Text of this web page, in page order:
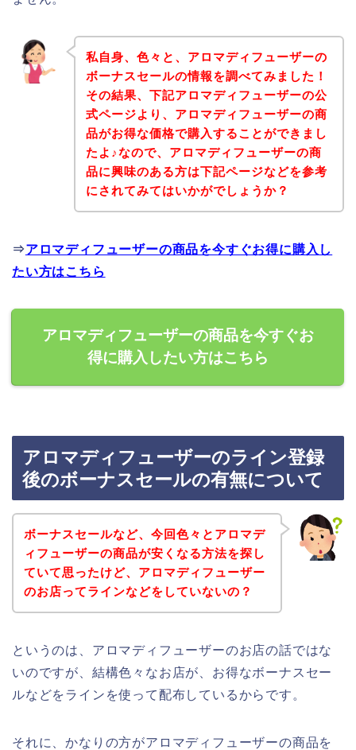
私自身、色々と、アロマディフューザーの
ボーナスセールの情報を調べてみました！
その結果、下記アロマディフューザーの公
式ページより、アロマディフューザーの商
品がお得な価格で購入することができまし
たよ♪なので、アロマディフューザーの商
品に興味のある方は下記ページなどを参考
にされてみてはいかがでしょうか？
⇒アロマディフューザーの商品を今すぐお得に購入し
たい方はこちら
アロマディフューザーの商品を今すぐお
得に購入したい方はこちら
アロマディフューザーのライン登録
後のボーナスセールの有無について
ボーナスセールなど、今回色々とアロマデ
ィフューザーの商品が安くなる方法を探し
ていて思ったけど、アロマディフューザー
のお店ってラインなどをしていないの？
というのは、アロマディフューザーのお店の話ではな
いのですが、結構色々なお店が、お得なボーナスセー
ルなどをラインを使って配布しているからです。
それに、かなりの方がアロマディフューザーの商品を